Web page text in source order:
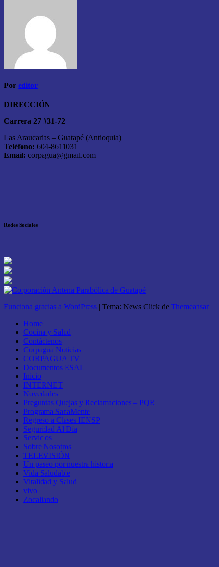
Por editor
DIRECCIÓN
Carrera 27 #31-72
Las Araucarias – Guatapé (Antioquia)
Teléfono: 604-8611031
Email: corpagua@gmail.com
Redes Sociales
Funciona gracias a WordPress | Tema: News Click de Themeansar
Home
Cocina y Salud
Contáctenos
Corpagua Noticias
CORPAGUA TV
Documentos ESAL
Inicio
INTERNET
Novedades
Preguntas Quejas y Reclamaciones – PQR
Programa SanaMente
Regreso a Clases IENSP
Seguridad Al Día
Servicios
Sobre Nosotros
TELEVISIÓN
Un paseo por nuestra historia
Vida Saludable
Vitalidad y Salud
vivo
Zocaliando